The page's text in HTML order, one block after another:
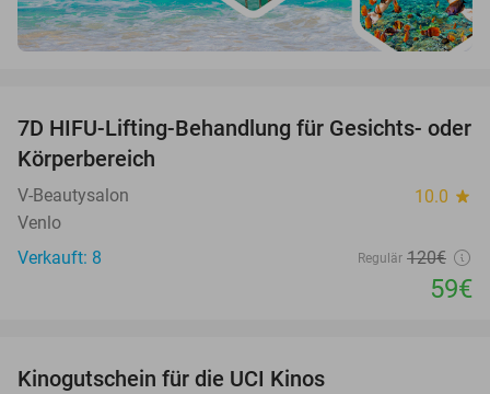
51%
7D HIFU-Lifting-Behandlung für Gesichts- oder
Körperbereich
V-Beautysalon 10.0 star
Venlo
Verkauft: 8
Regulär 120€
59€
Kinogutschein für die UCI Kinos